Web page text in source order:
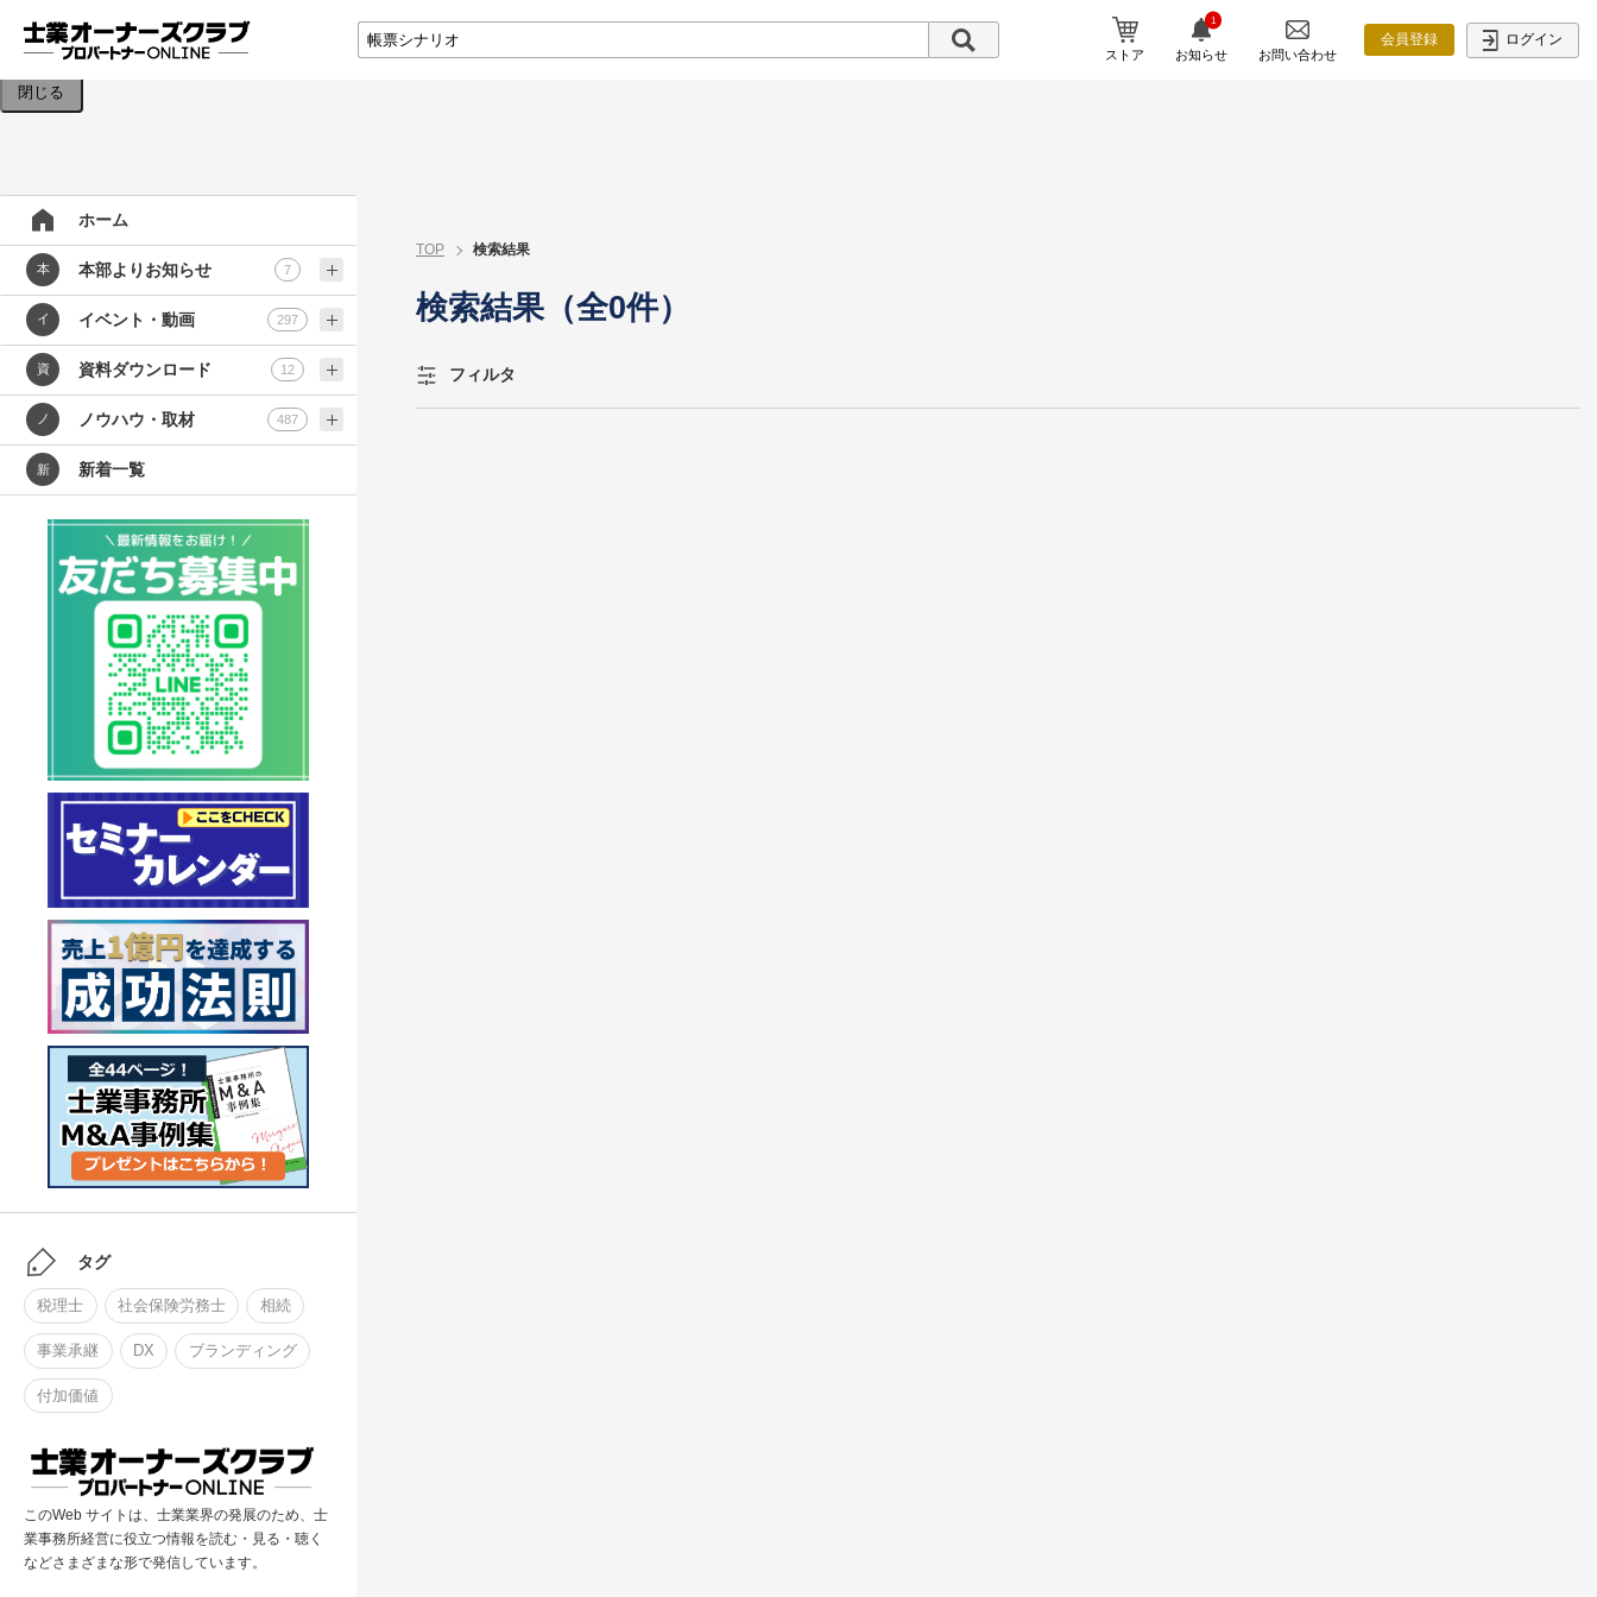
ストア
1
お知らせ お問い合わせ
会員登録 ログイン
検索条件を入力してください。
閉じる
ホーム
本 本部よりお知らせ 7
イ イベント・動画 297
資 資料ダウンロード 12
ノ ノウハウ・取材 487
新 新着一覧
タグ
税理士 社会保険労務士 相続
事業承継 DX ブランディング
付加価値
このWeb サイトは、士業業界の発展のため、士
業事務所経営に役立つ情報を読む・見る・聴く
などさまざまな形で発信しています。
TOP 検索結果
検索結果（全0件）
フィルタ